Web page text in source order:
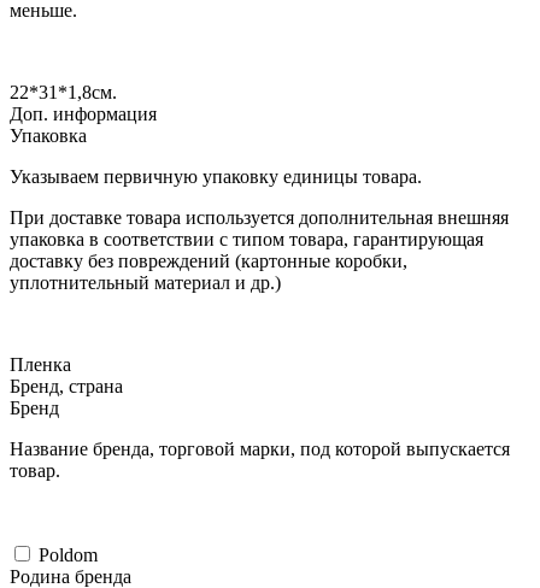
меньше.
22*31*1,8см.
Доп. информация
Упаковка
Указываем первичную упаковку единицы товара.
При доставке товара используется дополнительная внешняя
упаковка в соответствии с типом товара, гарантирующая
доставку без повреждений (картонные коробки,
уплотнительный материал и др.)
Пленка
Бренд, страна
Бренд
Название бренда, торговой марки, под которой выпускается
товар.
Poldom
Родина бренда